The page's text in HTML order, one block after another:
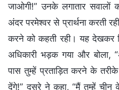
जाओगी!” उनके लगातार सवालों
अंदर परमेश्वर से प्रार्थना करती
करने को कहती रही। यह देखकर
अधिकारी भड़क गया और बोला,
पास तुम्हें प्रताड़ित करने के
देंगे!” दूसरे ने कहा, “मैं तुम्हें चीन